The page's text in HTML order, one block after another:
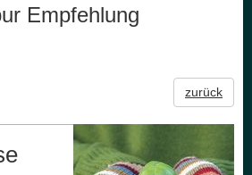
Empfehlung
zurück